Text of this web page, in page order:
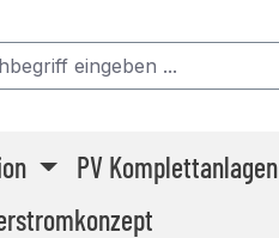
PV Komplettanlagen